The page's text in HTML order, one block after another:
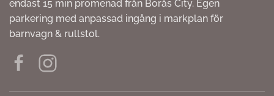
endast 15 min promenad från Borås City. Egen
parkering med anpassad ingång i markplan för
barnvagn & rullstol.